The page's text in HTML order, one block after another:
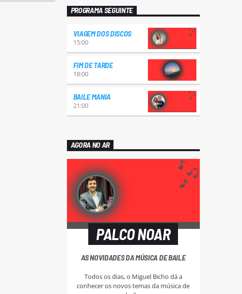
PROGRAMA SEGUINTE
VIAGEM DOS DISCOS
15:00
FIM DE TARDE
18:00
BAILE MANIA
21:00
AGORA NO AR
PALCO NOAR
AS NOVIDADES DA MÚSICA DE BAILE
Todos os dias, o Miguel Bicho dá a
conhecer os novos temas da música de